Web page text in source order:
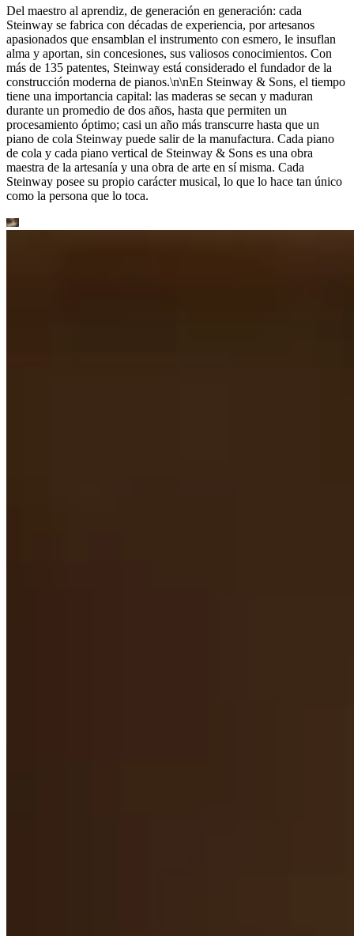
Del maestro al aprendiz, de generación en generación: cada
Steinway se fabrica con décadas de experiencia, por artesanos
apasionados que ensamblan el instrumento con esmero, le insuflan
alma y aportan, sin concesiones, sus valiosos conocimientos. Con
más de 135 patentes, Steinway está considerado el fundador de la
construcción moderna de pianos.\n\nEn Steinway ⁠&⁠ Sons, el tiempo
tiene una importancia capital: las maderas se secan y maduran
durante un promedio de dos años, hasta que permiten un
procesamiento óptimo; casi un año más transcurre hasta que un
piano de cola Steinway puede salir de la manufactura. Cada piano
de cola y cada piano vertical de Steinway ⁠&⁠ Sons es una obra
maestra de la artesanía y una obra de arte en sí misma. Cada
Steinway posee su propio carácter musical, lo que lo hace tan único
como la persona que lo toca.